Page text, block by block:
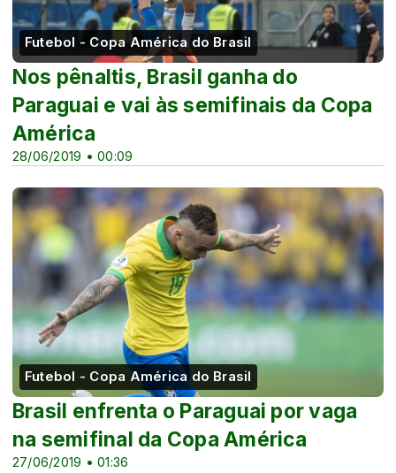
Futebol - Copa América do Brasil
28/06/2019 • 00:09
Nos pênaltis, Brasil ganha do
Paraguai e vai às semifinais da Copa
América
Futebol - Copa América do Brasil
27/06/2019 • 01:36
Brasil enfrenta o Paraguai por vaga
na semifinal da Copa América